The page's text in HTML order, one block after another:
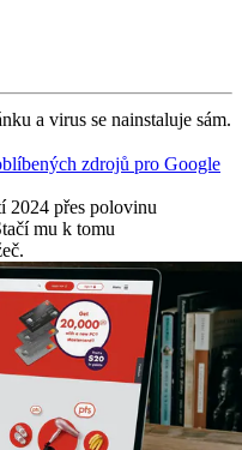
a virus se nainstaluje sám.
zdrojů pro Google
2024 přes polovinu
mu k tomu